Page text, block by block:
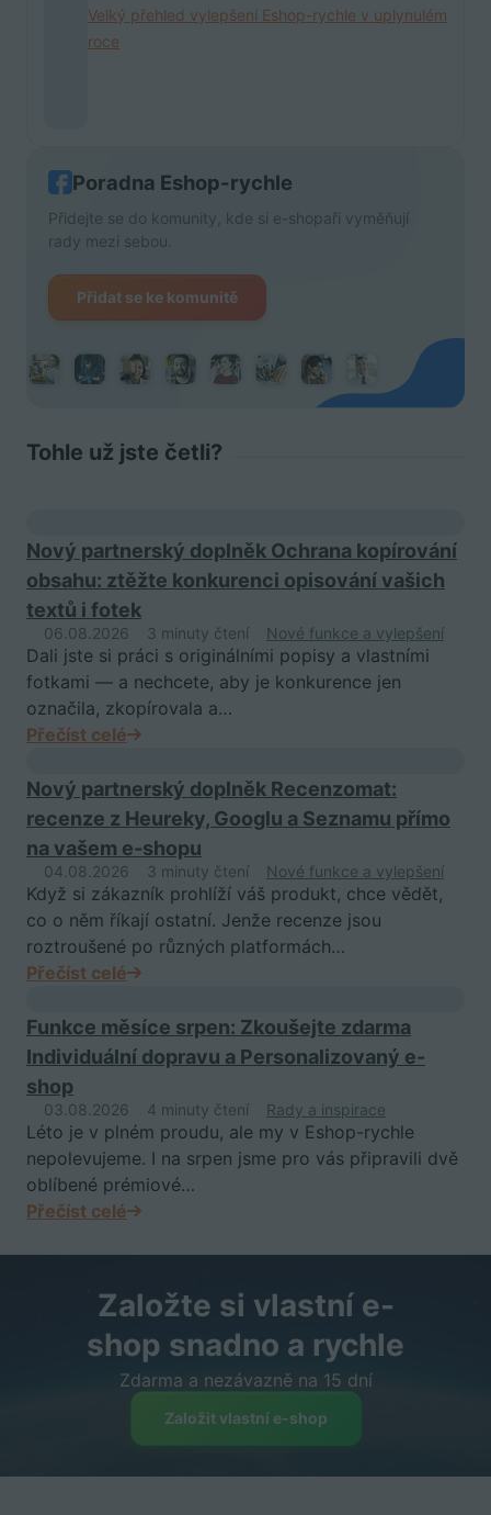
Velký přehled vylepšení Eshop-rychle v uplynulém
roce
Poradna Eshop-rychle
Přidejte se do komunity, kde si e-shopaři vyměňují
rady mezi sebou.
Přidat se ke komunitě
Tohle už jste četli?
Nový partnerský doplněk Ochrana kopírování
obsahu: ztěžte konkurenci opisování vašich
textů i fotek
06.08.2026 3 minuty čtení Nové funkce a vylepšení
Dali jste si práci s originálními popisy a vlastními
fotkami — a nechcete, aby je konkurence jen
označila, zkopírovala a…
Přečíst celé
Nový partnerský doplněk Recenzomat:
recenze z Heureky, Googlu a Seznamu přímo
na vašem e-shopu
04.08.2026 3 minuty čtení Nové funkce a vylepšení
Když si zákazník prohlíží váš produkt, chce vědět,
co o něm říkají ostatní. Jenže recenze jsou
roztroušené po různých platformách…
Přečíst celé
Funkce měsíce srpen: Zkoušejte zdarma
Individuální dopravu a Personalizovaný e-
shop
03.08.2026 4 minuty čtení Rady a inspirace
Léto je v plném proudu, ale my v Eshop-rychle
nepolevujeme. I na srpen jsme pro vás připravili dvě
oblíbené prémiové…
Přečíst celé
Založte si vlastní e-
shop snadno a rychle
Zdarma a nezávazně na 15 dní
Založit vlastní e-shop